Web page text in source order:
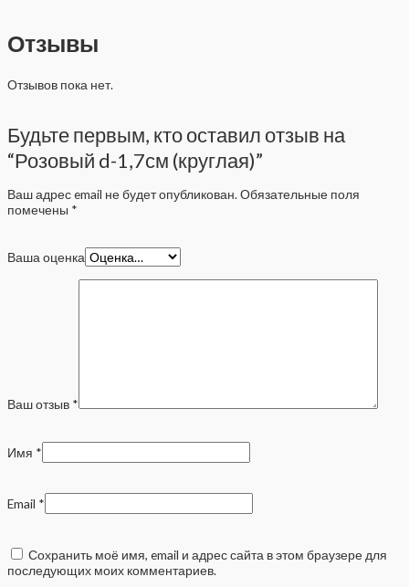
Отзывы
Отзывов пока нет.
Будьте первым, кто оставил отзыв на
“Розовый d-1,7см (круглая)”
Ваш адрес email не будет опубликован. Обязательные поля
помечены *
Ваша оценка
Ваш отзыв *
Имя *
Email *
Сохранить моё имя, email и адрес сайта в этом браузере для
последующих моих комментариев.